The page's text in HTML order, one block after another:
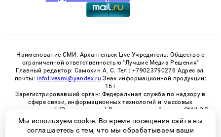
Наименование СМИ: Архангельск Live Учредитель: Общество с
ограниченной ответственностью "Лучшие Медиа Решения"
Главный редактор: Самохин А. С. Тел.: +79023790276 Адрес эл.
почты: infolivesmi@yandex.ru Знак информационной продукции:
16+
Зарегистрировавший орган: Федеральная служба по надзору в
сфере связи, информационных технологий и массовых
коммуникаций (Роскомнадзор) Регистрационный номер СМИ ЭЛ
№ ФС 77 - 82533 от 21.01.2022
Мы используем cookie. Во время посещения сайта вы
соглашаетесь с тем, что мы обрабатываем ваши